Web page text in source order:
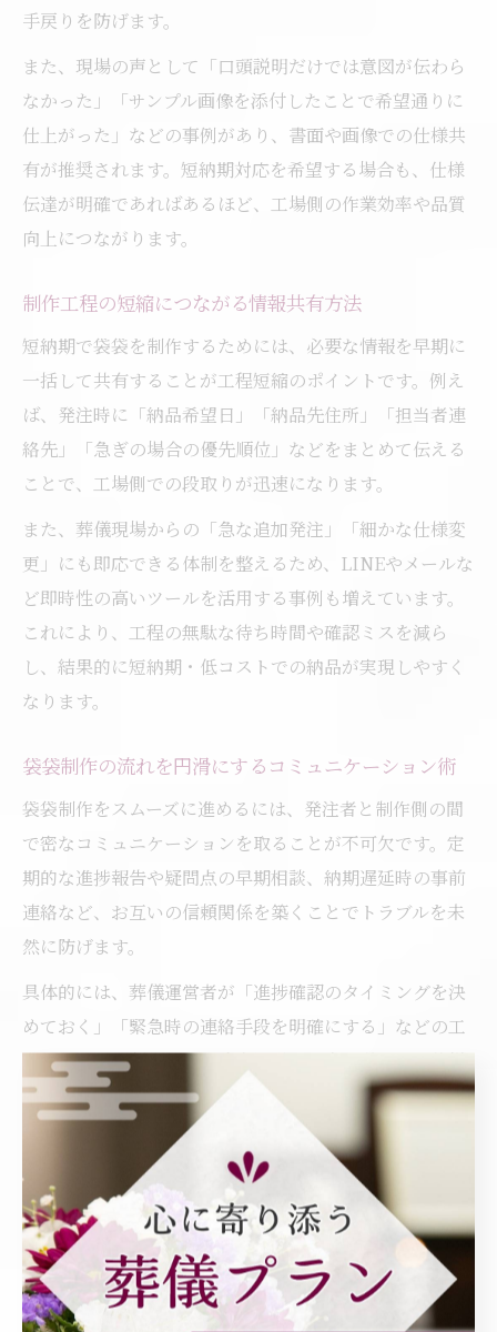
手戻りを防げます。
また、現場の声として「口頭説明だけでは意図が伝わら
なかった」「サンプル画像を添付したことで希望通りに
仕上がった」などの事例があり、書面や画像での仕様共
有が推奨されます。短納期対応を希望する場合も、仕様
伝達が明確であればあるほど、工場側の作業効率や品質
向上につながります。
制作工程の短縮につながる情報共有方法
短納期で袋袋を制作するためには、必要な情報を早期に
一括して共有することが工程短縮のポイントです。例え
ば、発注時に「納品希望日」「納品先住所」「担当者連
絡先」「急ぎの場合の優先順位」などをまとめて伝える
ことで、工場側での段取りが迅速になります。
また、葬儀現場からの「急な追加発注」「細かな仕様変
更」にも即応できる体制を整えるため、LINEやメールな
ど即時性の高いツールを活用する事例も増えています。
これにより、工程の無駄な待ち時間や確認ミスを減ら
し、結果的に短納期・低コストでの納品が実現しやすく
なります。
袋袋制作の流れを円滑にするコミュニケーション術
袋袋制作をスムーズに進めるには、発注者と制作側の間
で密なコミュニケーションを取ることが不可欠です。定
期的な進捗報告や疑問点の早期相談、納期遅延時の事前
連絡など、お互いの信頼関係を築くことでトラブルを未
然に防げます。
具体的には、葬儀運営者が「進捗確認のタイミングを決
めておく」「緊急時の連絡手段を明確にする」などの工
夫を凝らし、制作側も「途中経過の写真を送る」「仕様
変更の可否を迅速に返答する」などの対応が有効です。
これにより、葬儀現場の多忙な状況下でも安心して袋袋
を手配できる体制が整います。
上里町周辺の葬儀関連袋袋発注
術